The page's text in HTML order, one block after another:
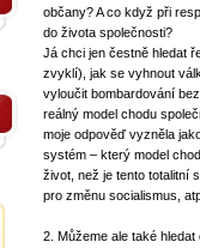
občany? A co když při
do života společnosti?
Já chci jen čestně hledat
zvyklí), jak se vyhnout
vyloučit bombardování
reálný model chodu
moje odpověď vyzněla
systém – který model
život, než je tento totalitní
pro změnu socialismus,
2. Můžeme ale také